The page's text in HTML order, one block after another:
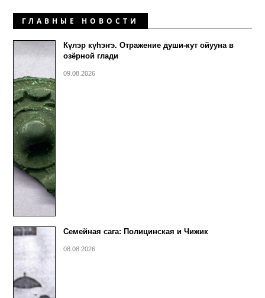
ГЛАВНЫЕ НОВОСТИ
Күлэр күhэҥэ. Отражение души-кут ойууна в
озёрной глади
09.08.2026
Семейная сага: Полицинская и Чижик
08.08.2026